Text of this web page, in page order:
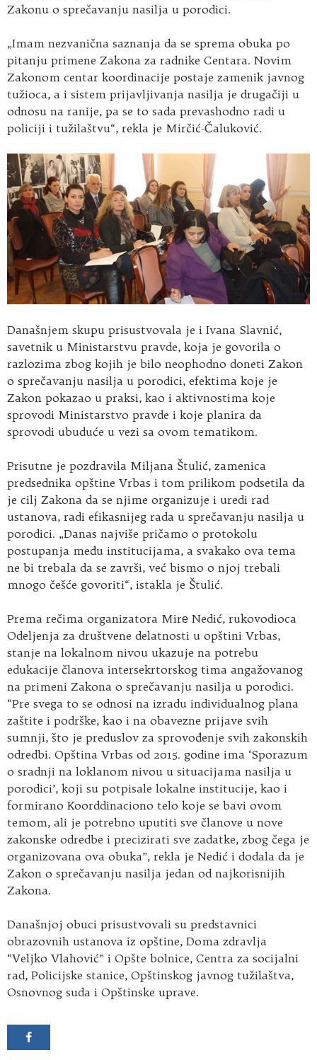
Zakonu o sprečavanju nasilja u porodici.
„Imam nezvanična saznanja da se sprema obuka po
pitanju primene Zakona za radnike Centara. Novim
Zakonom centar koordinacije postaje zamenik javnog
tužioca, a i sistem prijavljivanja nasilja je drugačiji u
odnosu na ranije, pa se to sada prevashodno radi u
policiji i tužilaštvu“, rekla je Mirčić-Čaluković.
Današnjem skupu prisustvovala je i Ivana Slavnić,
savetnik u Ministarstvu pravde, koja je govorila o
razlozima zbog kojih je bilo neophodno doneti Zakon
o sprečavanju nasilja u porodici, efektima koje je
Zakon pokazao u praksi, kao i aktivnostima koje
sprovodi Ministarstvo pravde i koje planira da
sprovodi ubuduće u vezi sa ovom tematikom.
Prisutne je pozdravila Miljana Štulić, zamenica
predsednika opštine Vrbas i tom prilikom podsetila da
je cilj Zakona da se njime organizuje i uredi rad
ustanova, radi efikasnijeg rada u sprečavanju nasilja u
porodici. „Danas najviše pričamo o protokolu
postupanja među institucijama, a svakako ova tema
ne bi trebala da se završi, već bismo o njoj trebali
mnogo češće govoriti“, istakla je Štulić.
Prema rečima organizatora Mirе Nedić, rukovodioca
Odeljenja za društvene delatnosti u opštini Vrbas,
stanje na lokalnom nivou ukazuje na potrebu
edukacije članova intersekrtorskog tima angažovanog
na primeni Zakona o sprečavanju nasilja u porodici.
“Pre svega to se odnosi na izradu individualnog plana
zaštite i podrške, kao i na obavezne prijave svih
sumnji, što je preduslov za sprovođenje svih zakonskih
odredbi. Opština Vrbas od 2015. godine ima ‘Sporazum
o sradnji na loklanom nivou u situacijama nasilja u
porodici’, koji su potpisale lokalne institucije, kao i
formirano Koorddinaciono telo koje se bavi ovom
temom, ali je potrebno uputiti sve članove u nove
zakonske odredbe i precizirati sve zadatke, zbog čega je
organizovana ova obuka”, rekla je Nedić i dodala da je
Zakon o sprečavanju nasilja jedan od najkorisnijih
Zakona.
Današnjoj obuci prisustvovali su predstavnici
obrazovnih ustanova iz opštine, Doma zdravlja
“Veljko Vlahović” i Opšte bolnice, Centra za socijalni
rad, Policijske stanice, Opštinskog javnog tužilaštva,
Osnovnog suda i Opštinske uprave.